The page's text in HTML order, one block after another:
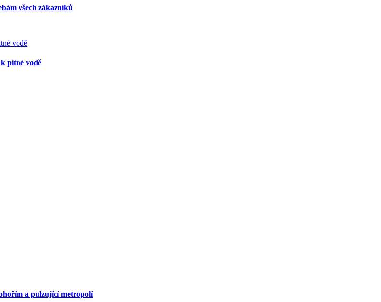
všech zákazníků
pitné vodě
a pulzující metropolí